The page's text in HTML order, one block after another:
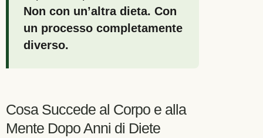
Non con un’altra dieta. Con
un processo completamente
diverso.
Cosa Succede al Corpo e alla
Mente Dopo Anni di Diete